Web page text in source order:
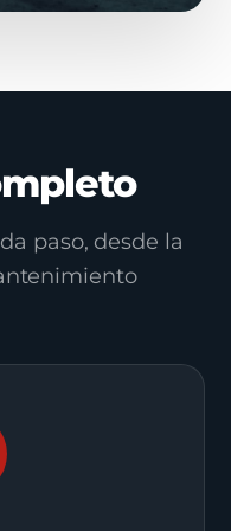
paso, desde la